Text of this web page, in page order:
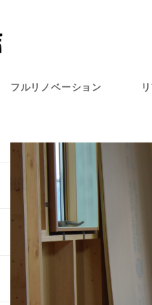
フルリノベーション